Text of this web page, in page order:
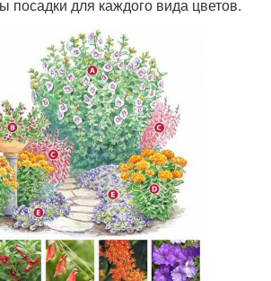
посадки для каждого вида цветов.